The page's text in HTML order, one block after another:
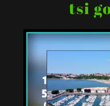
tsi